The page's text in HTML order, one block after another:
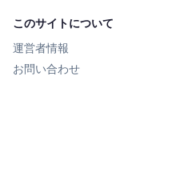
このサイトについて
運営者情報
お問い合わせ